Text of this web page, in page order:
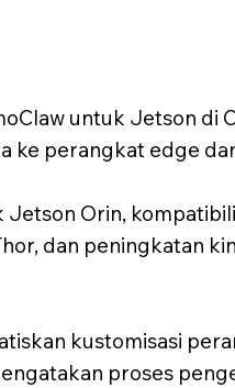
untuk Jetson di
ke perangkat edge
Orin,
dan peningkatan
kustomisasi
proses